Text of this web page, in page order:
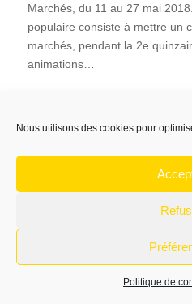
Nous utilisons des cookies pour
Politique de
Marchés, du 11 au 27 mai
populaire consiste à mettre un
marchés, pendant la 2e
animations…
17 avril
Association du Marché